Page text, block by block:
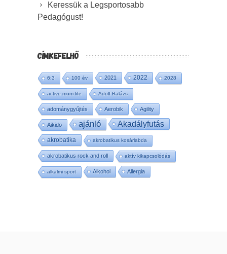
Keressük a Legsportosabb
Pedagógust!
CÍMKEFELHŐ
6:3 100 év 2021 2022 2028
active mum life Adolf Balázs
adománygyűjtés Aerobik Agility
Aikido ajánló Akadályfutás
akrobatika akrobatikus kosárlabda
akrobatikus rock and roll aktív kikapcsolódás
alkalmi sport Alkohol Allergia